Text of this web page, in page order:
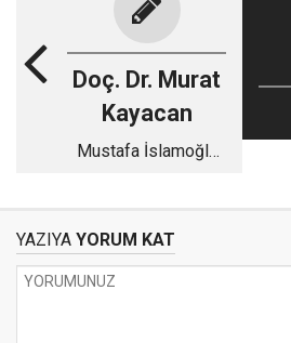
Doç. Dr. Murat
Kayacan
Mustafa İslamoğlu
YAZIYA YORUM KAT